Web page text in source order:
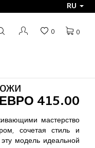
RU
0
0
ЕВРО 415.00
мастерство
сочетая стиль и
модель идеальной